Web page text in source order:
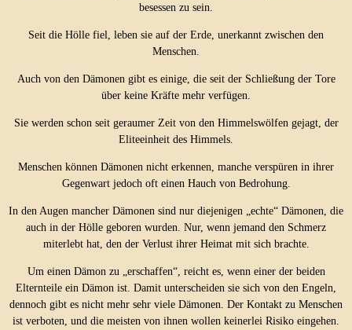
besessen zu sein.
Seit die Hölle fiel, leben sie auf der Erde, unerkannt zwischen den
Menschen.
Auch von den Dämonen gibt es einige, die seit der Schließung der Tore
über keine Kräfte mehr verfügen.
Sie werden schon seit geraumer Zeit von den Himmelswölfen gejagt, der
Eliteeinheit des Himmels.
Menschen können Dämonen nicht erkennen, manche verspüren in ihrer
Gegenwart jedoch oft einen Hauch von Bedrohung.
In den Augen mancher Dämonen sind nur diejenigen „echte“ Dämonen, die
auch in der Hölle geboren wurden. Nur, wenn jemand den Schmerz
miterlebt hat, den der Verlust ihrer Heimat mit sich brachte.
Um einen Dämon zu „erschaffen“, reicht es, wenn einer der beiden
Elternteile ein Dämon ist. Damit unterscheiden sie sich von den Engeln,
dennoch gibt es nicht mehr sehr viele Dämonen. Der Kontakt zu Menschen
ist verboten, und die meisten von ihnen wollen keinerlei Risiko eingehen.